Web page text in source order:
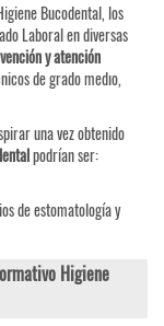
Bucodental, los
Laboral en diversas
y atención
de grado medıo,
una vez obtenido
podrían ser:
de estomatología y
Higiene